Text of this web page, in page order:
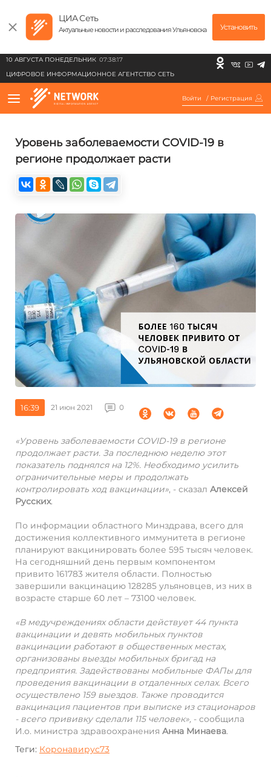
ЦИА Сеть
Актуальные новости и расследования Ульяновска Установить
10 АВГУСТА ПОНЕДЕЛЬНИК 07:38:17
ЦИФРОВОЕ ИНФОРМАЦИОННОЕ АГЕНТСТВО СЕТЬ
Войти / Регистрация
Уровень заболеваемости COVID-19 в
регионе продолжает расти
16:39 21 июн 2021 0
«Уровень заболеваемости COVID-19 в регионе
продолжает расти. За последнюю неделю этот
показатель поднялся на 12%. Необходимо усилить
ограничительные меры и продолжать
контролировать ход вакцинации», - сказал Алексей
Русских.
По информации областного Минздрава, всего для
достижения коллективного иммунитета в регионе
планируют вакцинировать более 595 тысяч человек.
На сегодняшний день первым компонентом
привито 161783 жителя области. Полностью
завершили вакцинацию 128285 ульяновцев, из них в
возрасте старше 60 лет – 73100 человек.
«В медучреждениях области действует 44 пункта
вакцинации и девять мобильных пунктов
вакцинации работают в общественных местах,
организованы выезды мобильных бригад на
предприятия. Задействованы мобильные ФАПы для
проведения вакцинации в отдаленных селах. Всего
осуществлено 159 выездов. Также проводится
вакцинация пациентов при выписке из стационаров
- всего прививку сделали 115 человек», - сообщила
И.о. министра здравоохранения Анна Минаева.
Теги: Коронавирус73